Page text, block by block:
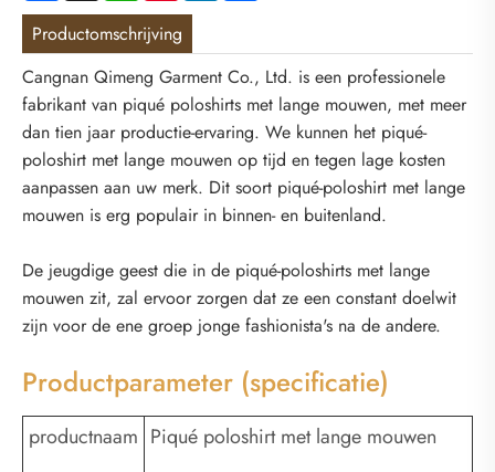
Productomschrijving
Cangnan Qimeng Garment Co., Ltd. is een professionele
fabrikant van piqué poloshirts met lange mouwen, met meer
dan tien jaar productie-ervaring. We kunnen het piqué-
poloshirt met lange mouwen op tijd en tegen lage kosten
aanpassen aan uw merk. Dit soort piqué-poloshirt met lange
mouwen is erg populair in binnen- en buitenland.
De jeugdige geest die in de piqué-poloshirts met lange
mouwen zit, zal ervoor zorgen dat ze een constant doelwit
zijn voor de ene groep jonge fashionista's na de andere.
Productparameter (specificatie)
productnaam Piqué poloshirt met lange mouwen